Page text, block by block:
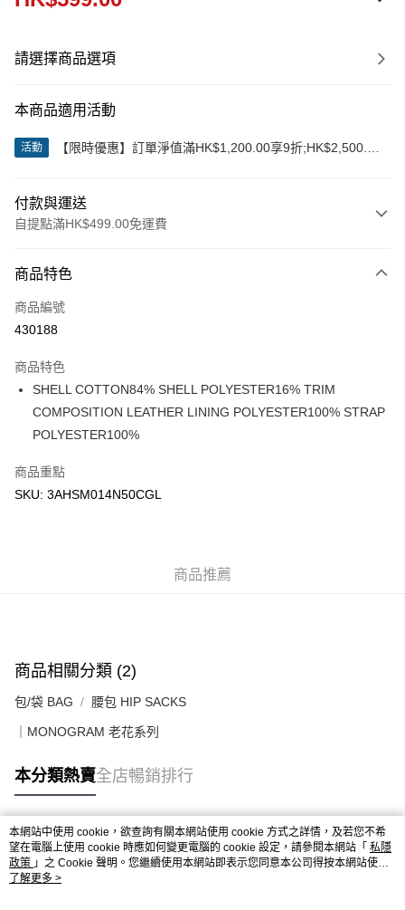
請選擇商品選項
本商品適用活動
活動
【限時優惠】訂單淨值滿HK$1,200.00享9折;HK$2,500.00
付款與運送
自提點滿HK$499.00免運費
信用卡
Apple Pay
AlipayHK
WeChat Pay
送貨方式
付款後順豐站及營業點
每筆HK$50.00，滿HK$499.00或以上免運費
配送至澳門
商品特色
商品編號
430188
商品特色
SHELL COTTON84% SHELL POLYESTER16% TRIM
COMPOSITION LEATHER LINING POLYESTER100% STRAP
POLYESTER100%
商品重點
SKU: 3AHSM014N50CGL
商品推薦
商品相關分類 (2)
包/袋 BAG 腰包 HIP SACKS
｜MONOGRAM 老花系列
本分類熱賣全店暢銷排行
熱門標籤
熱銷排行
本網站中使用 cookie，欲查詢有關本網站使用 cookie 方式之詳情，及若您不希
望在電腦上使用 cookie 時應如何變更電腦的 cookie 設定，請參閱本網站「 私隱
政策 」之 Cookie 聲明。您繼續使用本網站即表示您同意本公司得按本網站使用
條款之 Cookie 聲明使用 cookie。
了解更多 >